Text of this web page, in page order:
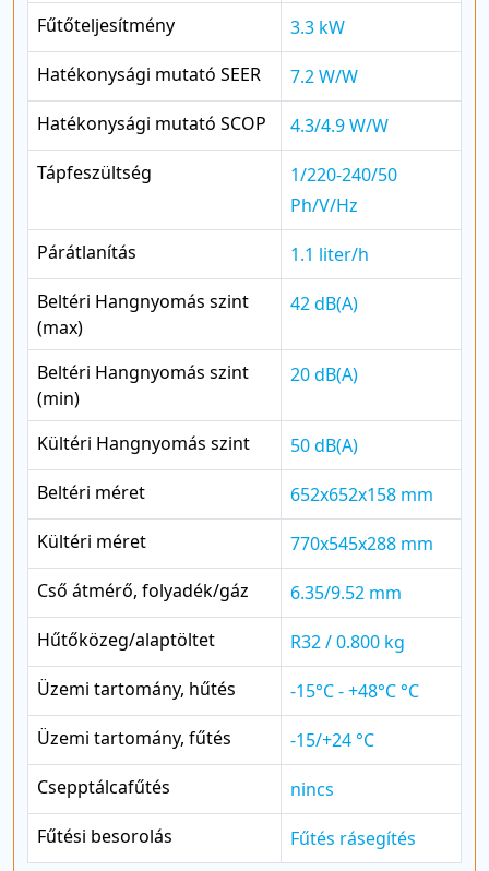
Fűtőteljesítmény
3.3 kW
Hatékonysági mutató SEER
7.2 W/W
Hatékonysági mutató SCOP
4.3/4.9 W/W
Tápfeszültség
1/220-240/50
Ph/V/Hz
Párátlanítás
1.1 liter/h
Beltéri Hangnyomás szint
(max)
42 dB(A)
Beltéri Hangnyomás szint
(min)
20 dB(A)
Kültéri Hangnyomás szint
50 dB(A)
Beltéri méret
652x652x158 mm
Kültéri méret
770x545x288 mm
Cső átmérő, folyadék/gáz
6.35/9.52 mm
Hűtőközeg/alaptöltet
R32 / 0.800 kg
Üzemi tartomány, hűtés
-15°C - +48°C °C
Üzemi tartomány, fűtés
-15/+24 °C
Csepptálcafűtés
nincs
Fűtési besorolás
Fűtés rásegítés